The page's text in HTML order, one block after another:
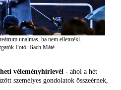
unalmas, ha nem ellenzéki.
Fotó: Bach Máté
véleményhírlevél - ahol a hét
személyes gondolatok összeérnek,